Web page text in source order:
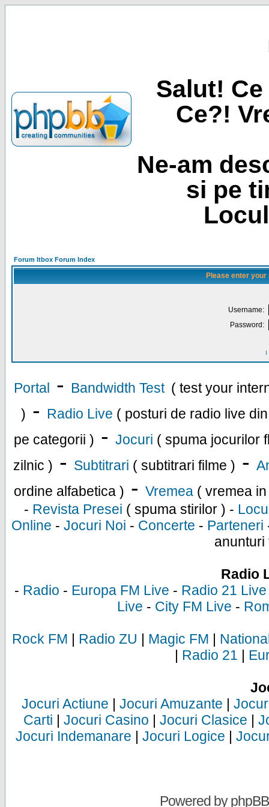
Salut!
Ce?!
Ne-am
si pe
Forum Itbox Forum Index
Please enter
Username:
Password:
I
Portal - Bandwidth Test ( test your
) - Radio Live ( posturi de radio live
pe categorii ) - Jocuri ( spuma jocurilor
zilnic ) - Subtitrari ( subtitrari filme ) -
ordine alfabetica ) - Vremea ( vremea
- Revista Presei ( spuma stirilor ) -
Online - Jocuri Noi - Concerte - Parteneri
anunturi
Radio
- Radio - Europa FM Live - Radio 21 Live
Live - City FM Live -
Rock FM | Radio ZU | Magic FM |
| Radio 21 |
Jocuri Actiune | Jocuri Amuzante |
Carti | Jocuri Casino | Jocuri Clasice |
Jocuri Indemanare | Jocuri Logice |
Powered byphpBB